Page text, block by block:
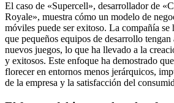
El caso de «Supercell», desarrollador de
Royale», muestra cómo un modelo de
móviles puede ser exitoso. La compañía se
que pequeños equipos de desarrollo
nuevos juegos, lo que ha llevado a la
y exitosos. Este enfoque ha demostrado
florecer en entornos menos jerárquicos,
de la empresa y la satisfacción del